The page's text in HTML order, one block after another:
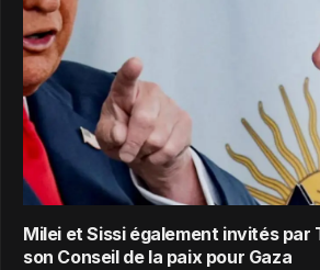
Milei et Sissi également invités par
son Conseil de la paix pour Gaza